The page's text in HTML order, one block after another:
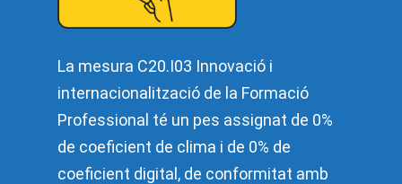
La mesura C20.I03 Innovació i
internacionalització de la Formació
Professional té un pes assignat de 0%
de coeficient de clima i de 0% de
coeficient digital, de conformitat amb